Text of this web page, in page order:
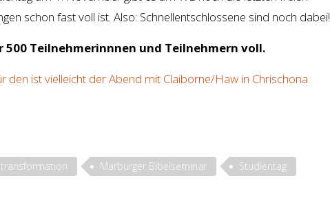
schon fast voll ist. Also: Schnellentschlossene sind noch dabei!
Teilnehmerinnnen und Teilnehmern voll.
den ist vielleicht der Abend mit Claiborne/Haw in Chrischona
Marburger Bibelseminar Studientag